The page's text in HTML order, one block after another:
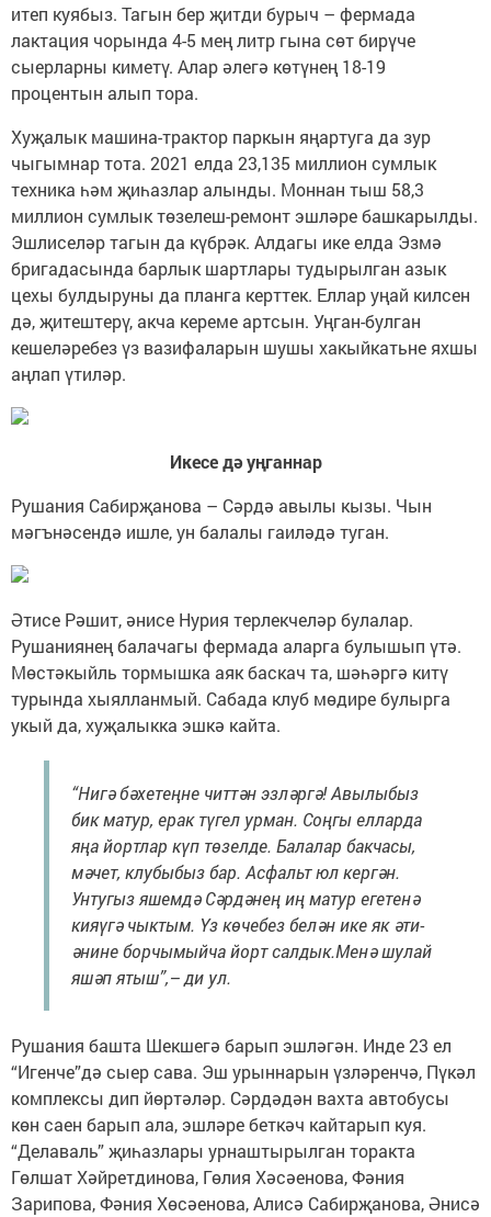
итеп куябыз. Тагын бер җитди бурыч – фермада
лактация чорында 4-5 мең литр гына сөт бирүче
сыерларны киметү. Алар әлегә көтүнең 18-19
процентын алып тора.
Хуҗалык машина-трактор паркын яңартуга да зур
чыгымнар тота. 2021 елда 23,135 миллион сумлык
техника һәм җиһазлар алынды. Моннан тыш 58,3
миллион сумлык төзелеш-ремонт эшләре башкарылды.
Эшлиселәр тагын да күбрәк. Алдагы ике елда Эзмә
бригадасында барлык шартлары тудырылган азык
цехы булдыруны да планга керттек. Еллар уңай килсен
дә, җитештерү, акча кереме артсын. Уңган-булган
кешеләребез үз вазифаларын шушы хакыйкатьне яхшы
аңлап үтиләр.
Икесе дә уңганнар
Рушания Сабирҗанова – Сәрдә авылы кызы. Чын
мәгънәсендә ишле, ун балалы гаиләдә туган.
Әтисе Рәшит, әнисе Нурия терлекчеләр булалар.
Рушаниянең балачагы фермада аларга булышып үтә.
Мөстәкыйль тормышка аяк баскач та, шәһәргә китү
турында хыялланмый. Сабада клуб мөдире булырга
укый да, хуҗалыкка эшкә кайта.
“Нигә бәхетеңне читтән эзләргә! Авылыбыз
бик матур, ерак түгел урман. Соңгы елларда
яңа йортлар күп төзелде. Балалар бакчасы,
мәчет, клубыбыз бар. Асфальт юл кергән.
Унтугыз яшемдә Сәрдәнең иң матур егетенә
кияүгә чыктым. Үз көчебез белән ике як әти-
әнине борчымыйча йорт салдык.Менә шулай
яшәп ятыш”,– ди ул.
Рушания башта Шекшегә барып эшләгән. Инде 23 ел
“Игенче”дә сыер сава. Эш урыннарын үзләренчә, Пүкәл
комплексы дип йөртәләр. Сәр­дәдән вахта автобусы
көн саен барып ала, эшләре беткәч кайтарып куя.
“Делаваль” җиһаз­лары урнаштырылган торакта
Гөлшат Хәйретдинова, Гөлия Хәсәенова, Фәния
Зарипова, Фәния Хөсәе­нова, Алисә Сабирҗанова, Әнисә